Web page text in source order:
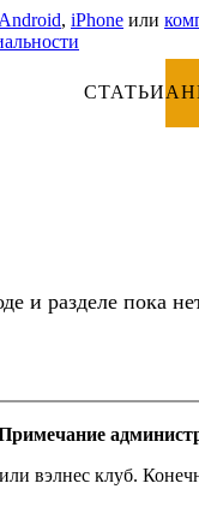
Android, iPhone или
СТАТЬИ
и разделе пока
вэлнес клуб.